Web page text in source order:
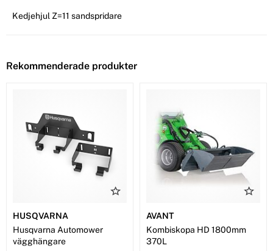
Kedjehjul Z=11 sandspridare
Rekommenderade produkter
HUSQVARNA
Husqvarna Automower
vägghängare
AVANT
Kombiskopa HD 1800mm
370L